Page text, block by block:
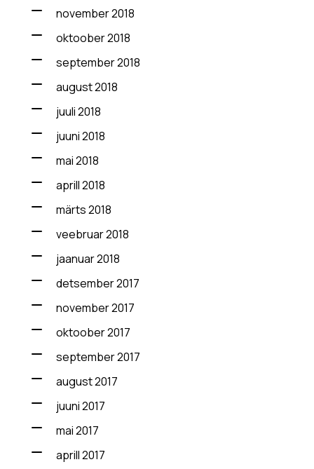
november 2018
oktoober 2018
september 2018
august 2018
juuli 2018
juuni 2018
mai 2018
aprill 2018
märts 2018
veebruar 2018
jaanuar 2018
detsember 2017
november 2017
oktoober 2017
september 2017
august 2017
juuni 2017
mai 2017
aprill 2017